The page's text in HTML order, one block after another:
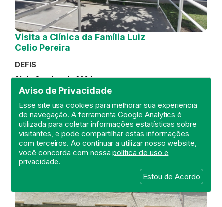
Aviso de Privacidade
Esse site usa cookies para melhorar sua experiência
de navegação. A ferramenta Google Analytics é
utilizada para coletar informações estatísticas sobre
visitantes, e pode compartilhar estas informações
com terceiros. Ao continuar a utilizar nosso website,
você concorda com nossapolítica de uso e
privacidade.
Estou de Acordo
Visita a Clínica da Família Luiz
Celio Pereira
DEFIS
31 de October de 2024
REGIÃO METROPOLITANA
DEFIS
ATO MÉDICO
CLÍNICA DA FAMÍLIA